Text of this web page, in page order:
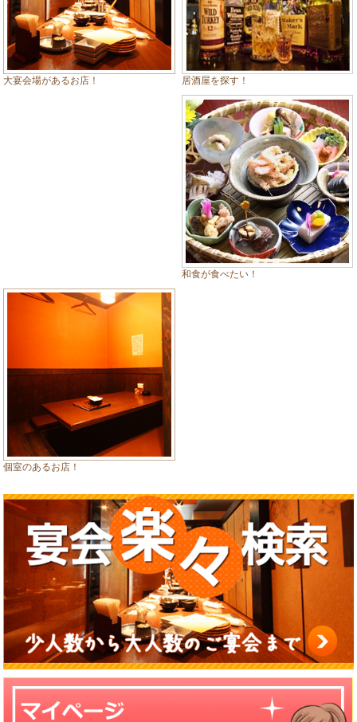
大宴会場があるお店！ 居酒屋を探す！
和食が食べたい！
個室のあるお店！